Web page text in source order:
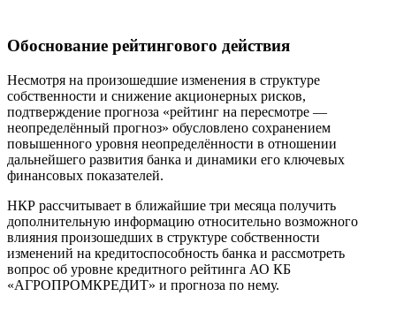
Обоснование рейтингового действия
Несмотря на произошедшие изменения в структуре
собственности и снижение акционерных рисков,
подтверждение прогноза «рейтинг на пересмотре —
неопределённый прогноз» обусловлено сохранением
повышенного уровня неопределённости в отношении
дальнейшего развития банка и динамики его ключевых
финансовых показателей.
НКР рассчитывает в ближайшие три месяца получить
дополнительную информацию относительно возможного
влияния произошедших в структуре собственности
изменений на кредитоспособность банка и рассмотреть
вопрос об уровне кредитного рейтинга АО КБ
«АГРОПРОМКРЕДИТ» и прогноза по нему.